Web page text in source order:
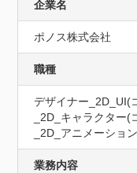
企業名
ポノス株式会社
職種
デザイナー_2D_UI(
_2D_キャラクター
_2D_アニメーショ
業務内容